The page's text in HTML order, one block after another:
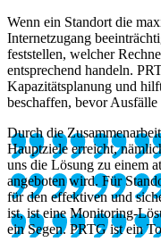
Wenn ein Standort die
Internetzugang
feststellen, welcher
entsprechend handeln.
Kapazitätsplanung und
beschaffen, bevor
Durch die
Hauptziele erreicht,
uns die Lösung zu einem
angeboten wird. Für
für den effektiven und
ist, ist eine Monitoring-
ein Segen. PRTG ist ein